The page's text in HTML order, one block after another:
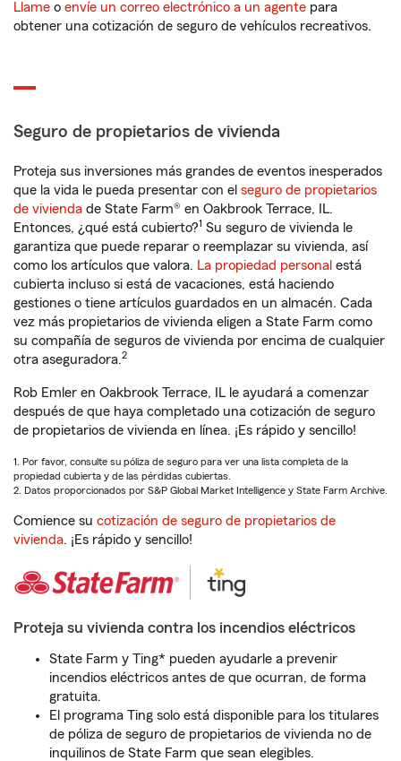
Llame o envíe un correo electrónico a un agente para
obtener una cotización de seguro de vehículos recreativos.
Seguro de propietarios de vivienda
Proteja sus inversiones más grandes de eventos inesperados
que la vida le pueda presentar con el seguro de propietarios
de vivienda de State Farm® en Oakbrook Terrace, IL.
Entonces, ¿qué está cubierto?1 Su seguro de vivienda le
garantiza que puede reparar o reemplazar su vivienda, así
como los artículos que valora. La propiedad personal está
cubierta incluso si está de vacaciones, está haciendo
gestiones o tiene artículos guardados en un almacén. Cada
vez más propietarios de vivienda eligen a State Farm como
su compañía de seguros de vivienda por encima de cualquier
otra aseguradora.2
Rob Emler en Oakbrook Terrace, IL le ayudará a comenzar
después de que haya completado una cotización de seguro
de propietarios de vivienda en línea. ¡Es rápido y sencillo!
1. Por favor, consulte su póliza de seguro para ver una lista completa de la
propiedad cubierta y de las pérdidas cubiertas.
2. Datos proporcionados por S&P Global Market Intelligence y State Farm Archive.
Comience su cotización de seguro de propietarios de
vivienda. ¡Es rápido y sencillo!
Proteja su vivienda contra los incendios eléctricos
State Farm y Ting* pueden ayudarle a prevenir
incendios eléctricos antes de que ocurran, de forma
gratuita.
El programa Ting solo está disponible para los titulares
de póliza de seguro de propietarios de vivienda no de
inquilinos de State Farm que sean elegibles.